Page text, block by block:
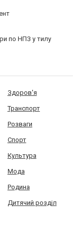
по НПЗ у тилу
Здоров'я
Транспорт
Розваги
Спорт
Культура
Мода
Родина
Дитячий розділ